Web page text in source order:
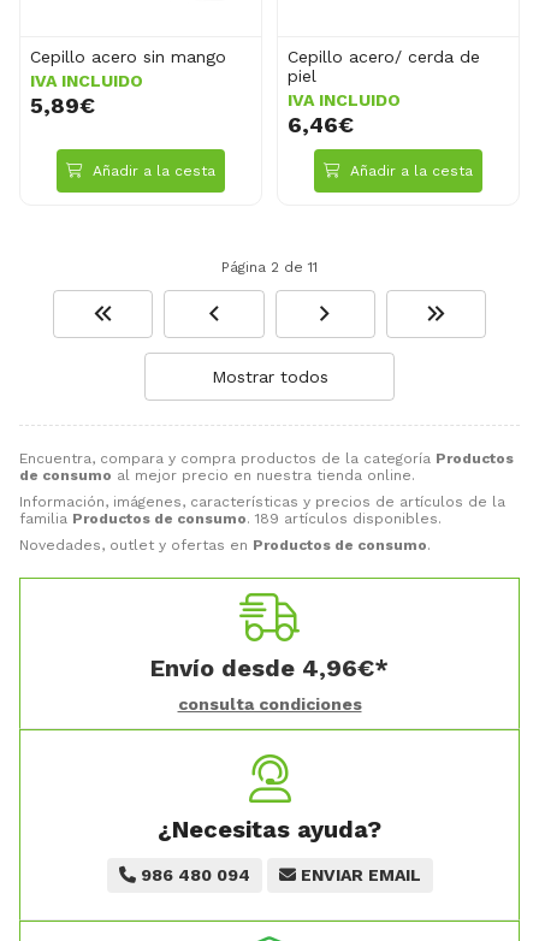
Encuentra, compara y compra productos de la categoría Productos
de consumo al mejor precio en nuestra tienda online.
Información, imágenes, características y precios de artículos de la
familia Productos de consumo. 189 artículos disponibles.
Novedades, outlet y ofertas en Productos de consumo.
Cepillo acero sin mango
IVA INCLUIDO
5,89€
Añadir a la cesta
Cepillo acero/ cerda de
piel
IVA INCLUIDO
6,46€
Añadir a la cesta
Página 2 de 11
Mostrar todos
Envío desde 4,96€*
consulta condiciones
¿Necesitas ayuda?
986 480 094 ENVIAR EMAIL